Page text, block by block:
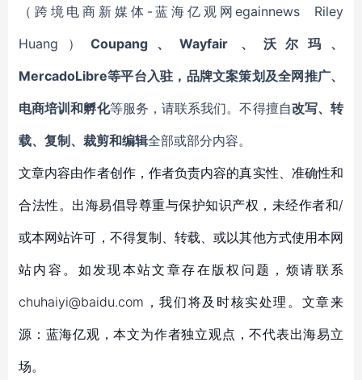
（跨境电商新媒体-蓝海亿观网egainnews Riley
Huang） Coupang、Wayfair 、沃尔玛、
MercadoLibre等平台入驻，品牌文案策划及全网推广、
电商培训和孵化等服务，请联系我们。不得擅自改写、转
载、复制、裁剪和编辑全部或部分内容。
文章内容由作者创作，作者负责内容的真实性、准确性和
合法性。出海易倡导尊重与保护知识产权，未经作者和/
或本网站许可，不得复制、转载、或以其他方式使用本网
站内容。如发现本站文章存在版权问题，烦请联系
chuhaiyi@baidu.com，我们将及时核实处理。文章来
源：蓝海亿观，本文为作者独立观点，不代表出海易立
场。